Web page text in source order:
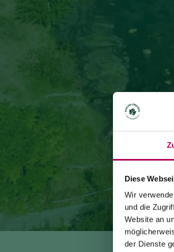
Diese
Wir
und die
Website an
der Dienste